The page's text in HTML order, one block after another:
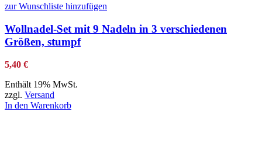
zur Wunschliste hinzufügen
Wollnadel-Set mit 9 Nadeln in 3 verschiedenen
Größen, stumpf
5,40 €
Enthält 19% MwSt.
zzgl. Versand
In den Warenkorb